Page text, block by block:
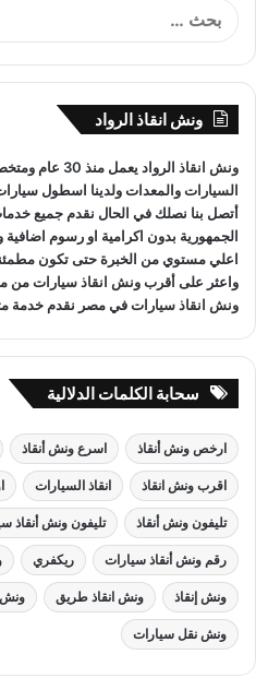
ونش انقاذ الرواد
ونش انقاذ الرواد يعمل منذ 30 عام ومتخصصون في
السيارات
أتصل بنا نصلك في الحال نقدم جميع
الجمهورية بدون اكرامية او رسوم
اعلي مستوي من الخبرة حتى تكون
واعثر علىأقرب ونش انقاذ سياراتمن
ونش انقاذ سياراتفي مصر نقدم خدمة
سحابة الكلمات الدلالية
ارخص ونش أنقاذ اسرع ونش أنقاذ
اقرب ونش انقاذ انقاذ السيارات
تليفون ونش أنقاذ تليفون ونش أنقاذ
رقم ونش أنقاذ سيارات ريكفري
ونش إنقاذ ونش انقاذ طريق
ونش نقل سيارات